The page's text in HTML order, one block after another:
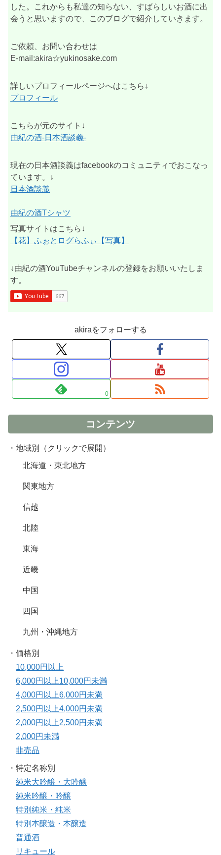
した。これからも私達の知らない、すばらしいお酒に出
会うと思いますので、このブログで紹介していきます。
ご依頼、お問い合わせは
E-mail:akira☆yukinosake.com
詳しいプロフィールページへはこちら↓
プロフィール
こちらが元のサイト↓
由紀の酒-日本酒談義-
現在の日本酒談義はfacebookのコミュニティでおこなっ
ています。↓
日本酒談義
由紀の酒Tシャツ
写真サイトはこちら↓
【花】ふぉとログらふぃ【写真】
↓由紀の酒YouTubeチャンネルの登録をお願いいたしま
す。
akiraをフォローする
0
コンテンツ
・地域別（クリックで展開）
北海道・東北地方
関東地方
信越
北陸
東海
近畿
中国
四国
九州・沖縄地方
・価格別
10,000円以上
6,000円以上10,000円未満
4,000円以上6,000円未満
2,500円以上4,000円未満
2,000円以上2,500円未満
2,000円未満
非売品
・特定名称別
純米大吟醸・大吟醸
純米吟醸・吟醸
特別純米・純米
特別本醸造・本醸造
普通酒
リキュール